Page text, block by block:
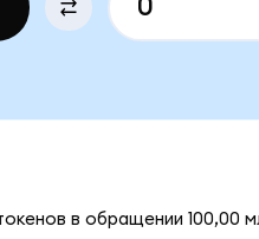
в обращении 100,00